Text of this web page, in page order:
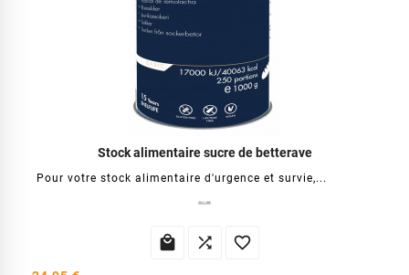
Stock alimentaire sucre de betterave
Pour votre stock alimentaire d'urgence et survie,...
  